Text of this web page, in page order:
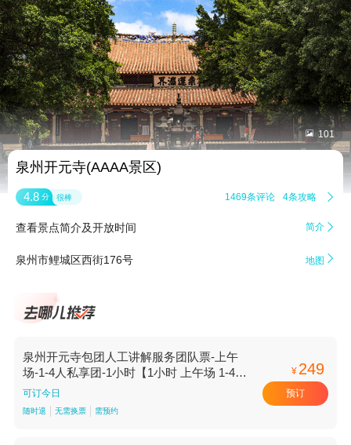
 101
泉州开元寺(AAAA景区)
4.8 分 很棒 1469条评论 4条攻略 
查看景点简介及开放时间 简介 
泉州市鲤城区西街176号 地图 
泉州开元寺包团人工讲解服务团队票-上午
场-1-4人私享团-1小时【1小时 上午场 1-4人
私享团】
可订今日
随时退 无需换票 需预约
¥ 249
预订
